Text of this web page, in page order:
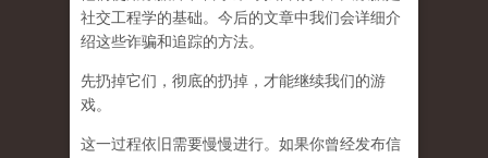
社交工程学的基础。今后的文章中我们会详细介
绍这些诈骗和追踪的方法。
先扔掉它们，彻底的扔掉，才能继续我们的游
戏。
这一过程依旧需要慢慢进行。如果你曾经发布信